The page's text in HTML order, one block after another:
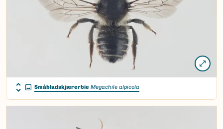
Småbladskjærerbie Megachile alpicola